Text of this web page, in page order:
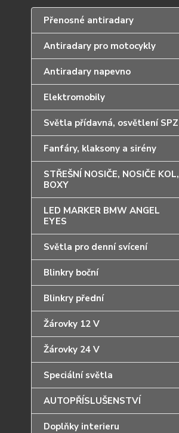
Přenosné antiradary
Antiradary pro motocykly
Antiradary napevno
Elektromobily
Světla přídavná, osvětlení SPZ
Fanfáry, klaksony a sirény
STŘEŠNÍ NOSIČE, NOSIČE KOL,
BOXY
LED MARKER BMW ANGEL
EYES
Světla pro denní svícení
Blinkry boční
Blinkry přední
Žárovky 12 V
Žárovky 24 V
Speciální světla
AUTOPŘÍSLUŠENSTVÍ
Doplňky interieru